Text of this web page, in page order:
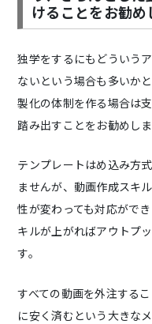
けることをお勧め
独学をするにもどういう
ないという場合も多いか
製化の体制を作る場合は
踏み出すことをお勧めしま
テンプレートはめ込み方
ませんが、動画作成スキ
性が変わっても対応がで
キルが上がればアウトプ
す。
すべての動画を外注する
に安く済むという大きな